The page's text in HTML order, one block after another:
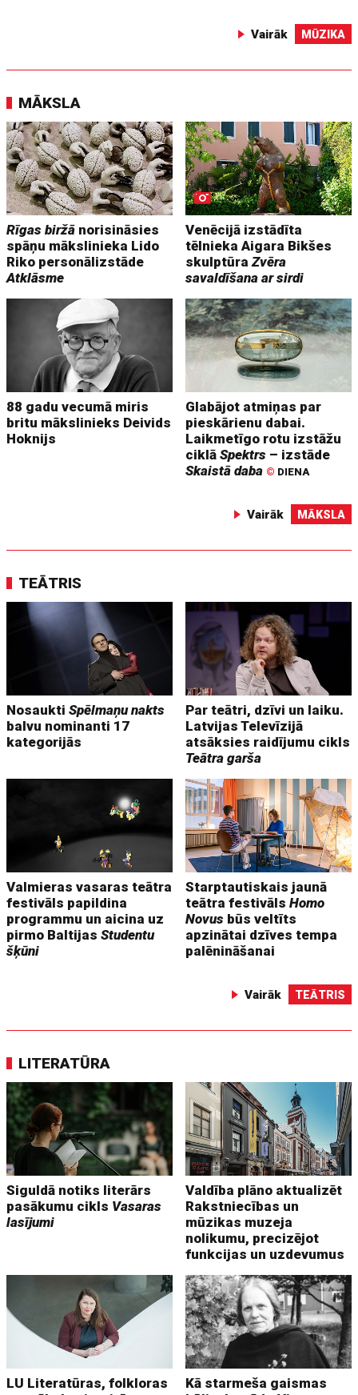
Vairāk MŪZIKA
MĀKSLA
Rīgas biržā norisināsies
spāņu mākslinieka Lido
Riko personālizstāde
Atklāsme
Venēcijā izstādīta
tēlnieka Aigara Bikšes
skulptūraZvēra
savaldīšana ar sirdi
88 gadu vecumā miris
britu mākslinieks Deivids
Hoknijs
Glabājot atmiņas par
pieskārienu dabai.
Laikmetīgo rotu izstāžu
ciklāSpektrs – izstāde
Skaistā daba © DIENA
Vairāk MĀKSLA
TEĀTRIS
NosauktiSpēlmaņu nakts
balvu nominanti 17
kategorijās
Par teātri, dzīvi un laiku.
Latvijas Televīzijā
atsāksies raidījumu cikls
Teātra garša
Valmieras vasaras teātra
festivāls papildina
programmu un aicina uz
pirmo BaltijasStudentu
šķūni
Starptautiskais jaunā
teātra festivālsHomo
Novus būs veltīts
apzinātai dzīves tempa
palēnināšanai
Vairāk TEĀTRIS
LITERATŪRA
Siguldā notiks literārs
pasākumu cikls Vasaras
lasījumi
Valdība plāno aktualizēt
Rakstniecības un
mūzikas muzeja
nolikumu, precizējot
funkcijas un uzdevumus
LU Literatūras, folkloras
Kā starmeša gaismas